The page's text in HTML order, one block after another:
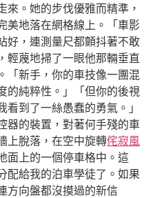
來。她的步伐優雅而精準，
美地落在網格線上。「車影
好，連測量尺都顫抖著不敢
輕蔑地掃了一眼他那輛垂直
「新手，你的車技像一團混
的純粹性。」「但你的後視
到了一絲愚蠢的勇氣。」
器的裝置，對著何手殘的車
上脫落，在空中旋轉侘寂風
面上的一個停車格中。這
給我的泊車學徒了。如果
方向盤都沒摸過的新信